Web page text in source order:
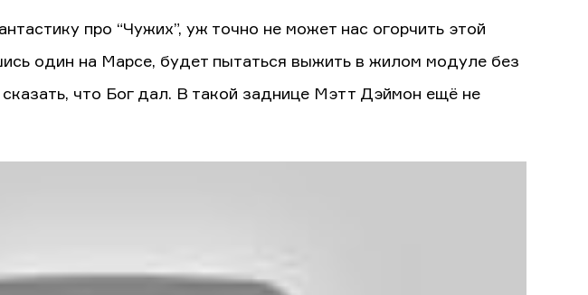
про “Чужих”, уж точно не может нас огорчить этой
один на Марсе, будет пытаться выжить в жилом модуле без
сказать, что Бог дал. В такой заднице Мэтт Дэймон ещё не